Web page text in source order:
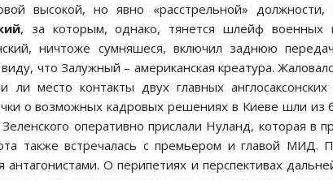
высокой, но явно «расстрельной»
, за которым, однако, тянется шлейф военных
ничтоже сумняшеся, включил заднюю
что Залужный – американская креатура.
место контакты двух главных
о возможных кадровых решениях в Киеве шли из
оперативно прислали Нуланд, которая в
также встречалась с премьером и главой МИД.
антагонистами. О перипетиях и перспективах